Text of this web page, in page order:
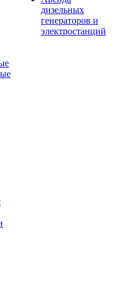
дизельных
генераторов и
электростанций